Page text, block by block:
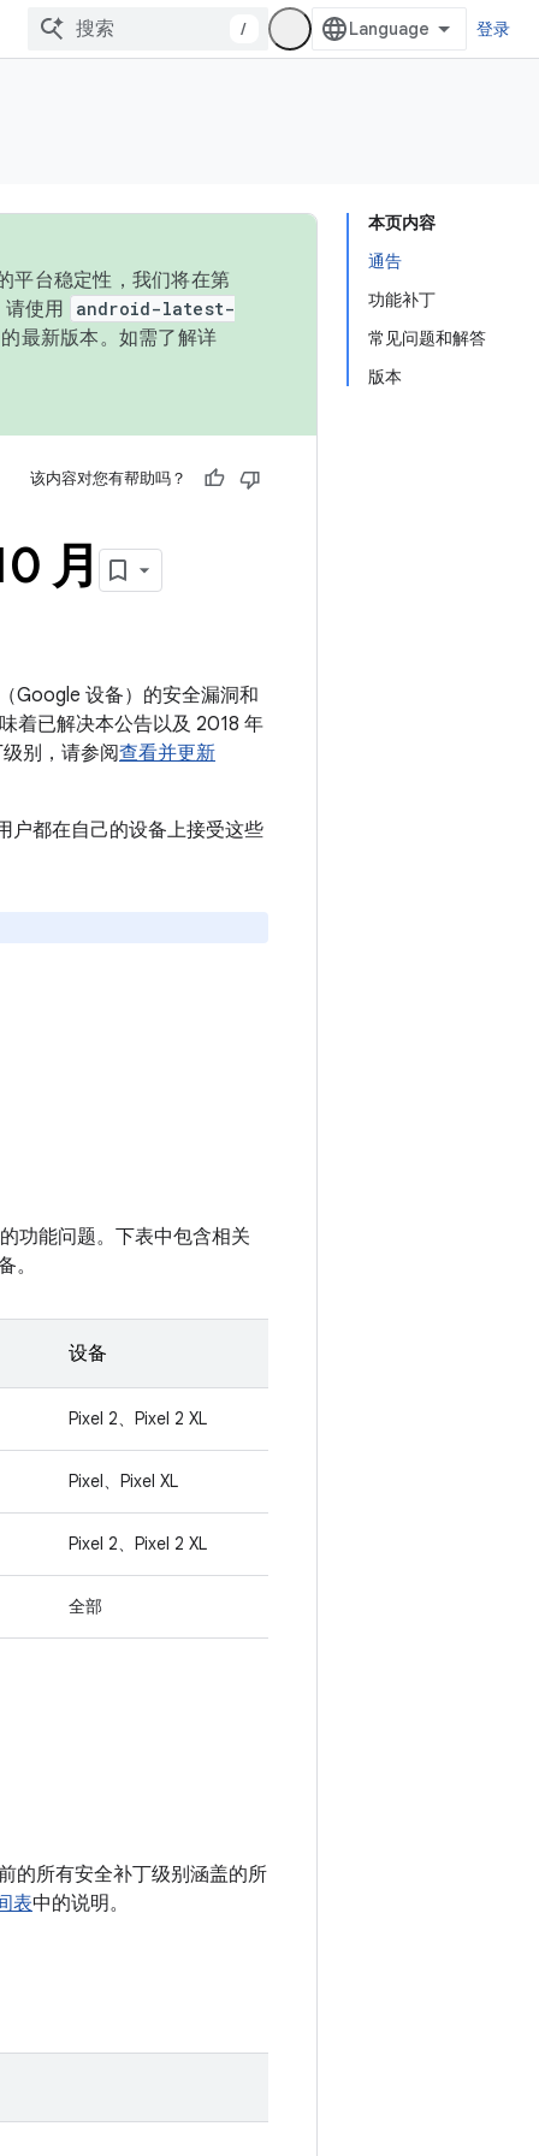
/ 登录
本页内容
通告
功能补丁
常见问题和解答
版本
平台稳定性，我们将在第
使用
android-latest-
最新版本。如需了解详
该内容对您有帮助吗？
月
Google 设备）的安全漏洞和
着已解决本公告以及 2018 年
别，请参阅查看并更新
户都在自己的设备上接受这些
功能问题。下表中包含相关
。
设备
Pixel 2、Pixel 2 XL
Pixel、Pixel XL
Pixel 2、Pixel 2 XL
全部
的所有安全补丁级别涵盖的所
表中的说明。